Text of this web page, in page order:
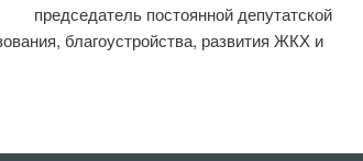
постоянной депутатской
благоустройства, развития ЖКХ и